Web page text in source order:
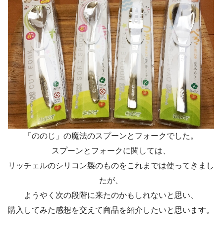
「ののじ」の魔法のスプーンとフォークでした。
スプーンとフォークに関しては、
リッチェルのシリコン製のものをこれまでは使ってきまし
たが、
ようやく次の段階に来たのかもしれないと思い、
購入してみた感想を交えて商品を紹介したいと思います。